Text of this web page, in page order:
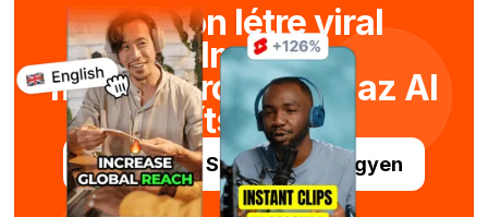
Hozzon létre viral
filmeket
másodpercek alatt az AI
segítségével.
Próbálja ki a Submagic-ot ingyen